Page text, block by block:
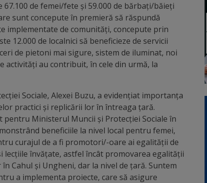
de femei/fete și 59.000 de bărbați/băieți
sunt concepute în premieră să răspundă
implementate de comunități, concepute prin
12.000 de localnici să beneficieze de servicii
de pietoni mai sigure, sistem de iluminat, noi
activități au contribuit, în cele din urmă, la
Sociale, Alexei Buzu, a evidențiat importanța
practici și replicării lor în întreaga țară.
Ministerul Muncii și Protecției Sociale în
beneficiile la nivel local pentru femei,
curajul de a fi promotori/-oare ai egalității de
lecțiile învățate, astfel încât promovarea egalității
Cahul și Ungheni, dar la nivel de țară. Suntem
a implementa proiecte, care să asigure